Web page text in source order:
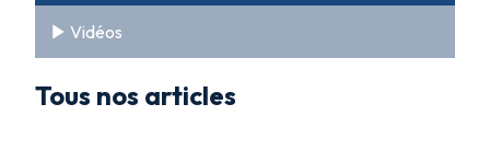
Vidéos
Tous nos articles